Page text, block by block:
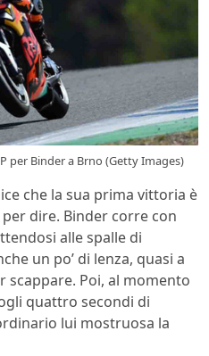
per Binder a Brno (Getty Images)
che la sua prima vittoria è
dire. Binder corre con
alle spalle di
un po’ di lenza, quasi a
Poi, al momento
quattro secondi di
lui mostruosa la